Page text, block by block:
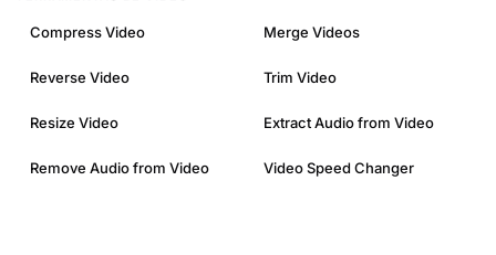
Compress Video Merge Videos
Reverse Video Trim Video
Resize Video Extract Audio from Video
Remove Audio from Video Video Speed Changer